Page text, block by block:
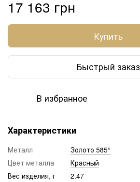
17 163 грн
Купить
Быстрый заказ
В избранное
Характеристики
Металл
Золото 585°
Цвет металла
Красный
Вес изделия, г
2.47